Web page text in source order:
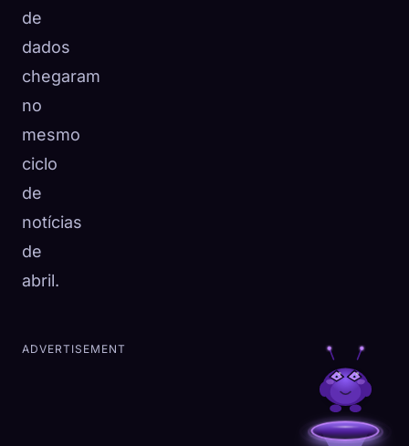
de
dados
chegaram
no
mesmo
ciclo
de
notícias
de
abril.
ADVERTISEMENT